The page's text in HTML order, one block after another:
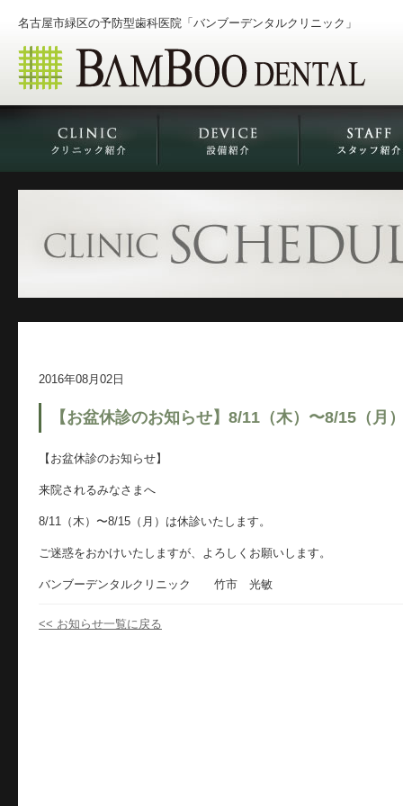
名古屋市緑区の予防型歯科医院「バンブーデンタルクリニック」
2016年08月02日
【お盆休診のお知らせ】8/11（木）〜8/15（月
【お盆休診のお知らせ】
来院されるみなさまへ
8/11（木）〜8/15（月）は休診いたします。
ご迷惑をおかけいたしますが、よろしくお願いします。
バンブーデンタルクリニック 竹市 光敏
<< お知らせ一覧に戻る